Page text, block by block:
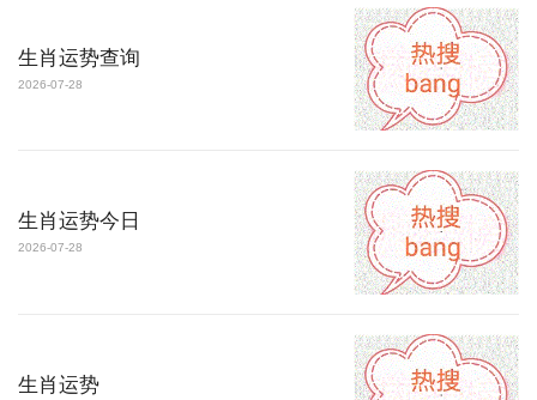
生肖运势查询
2026-07-28
生肖运势今日
2026-07-28
生肖运势